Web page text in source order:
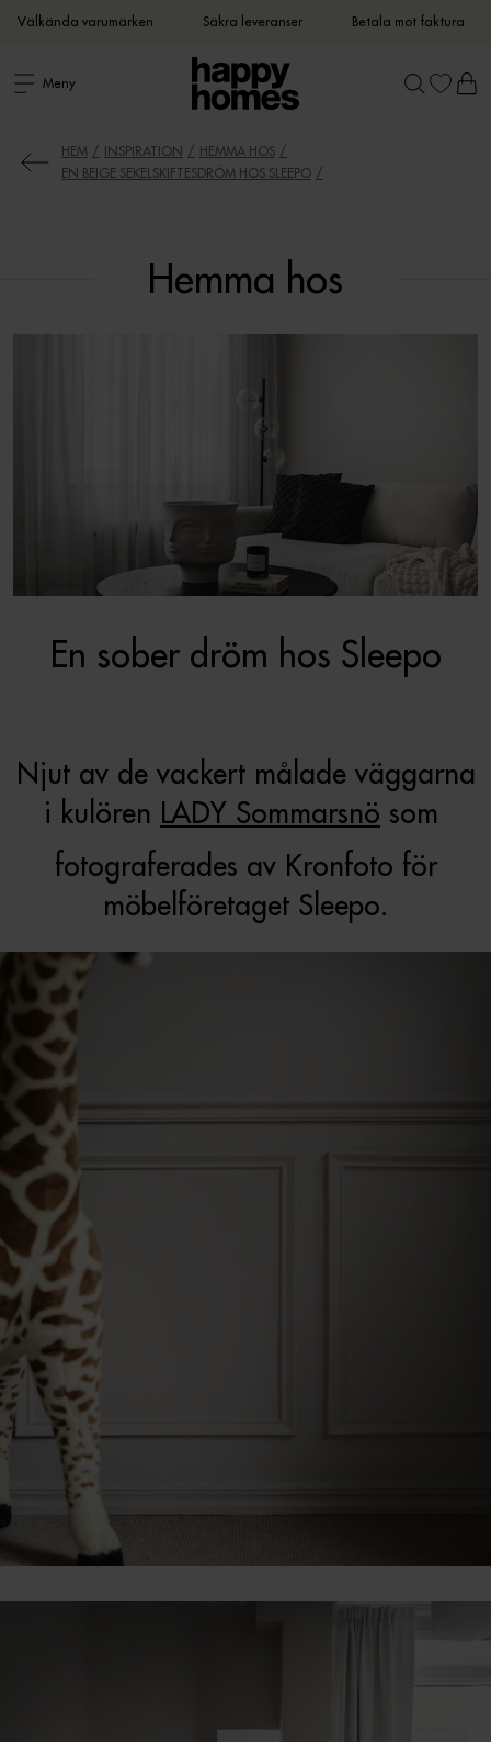
Välkända varumärken Säkra leveranser Betala mot faktura
Meny
HEM INSPIRATION
HEMMA HOS
EN BEIGE SEKELSKIFTESDRÖM HOS SLEEPO
Hemma hos
En sober dröm hos Sleepo
Njut av de vackert målade väggarna
i kulören LADY Sommarsnö som
fotograferades av Kronfoto för
möbelföretaget Sleepo.